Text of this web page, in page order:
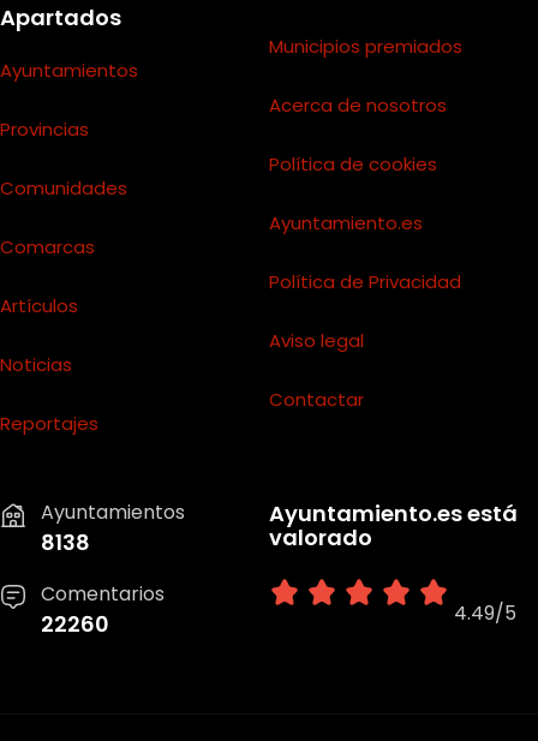
Apartados
Ayuntamientos
Provincias
Comunidades
Comarcas
Artículos
Noticias
Reportajes
Municipios premiados
Acerca de nosotros
Política de cookies
Ayuntamiento.es
Política de Privacidad
Aviso legal
Contactar
Ayuntamientos
8138
Comentarios
22260
Ayuntamiento.es está
valorado
4.49/5